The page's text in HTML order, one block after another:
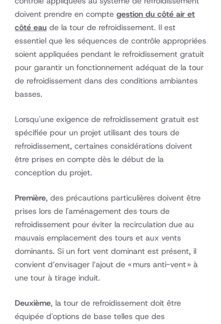
doivent prendre en compte gestion du côté air et
côté eau de la tour de refroidissement. Il est
essentiel que les séquences de contrôle appropriées
soient appliquées pendant le refroidissement gratuit
pour garantir un fonctionnement adéquat de la tour
de refroidissement dans des conditions ambiantes
basses.
Lorsqu'une exigence de refroidissement gratuit est
spécifiée pour un projet utilisant des tours de
refroidissement, certaines considérations doivent
être prises en compte dès le début de la
conception du projet.
Première, des précautions particulières doivent être
prises lors de l'aménagement des tours de
refroidissement pour éviter la recirculation due au
mauvais emplacement des tours et aux vents
dominants. Si un fort vent dominant est présent, il
convient d’envisager l’ajout de « murs anti-vent » à
une tour à tirage induit.
Deuxième, la tour de refroidissement doit être
équipée d'options de base telles que des